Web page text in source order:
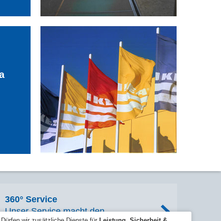
IKEA Alfragide
Alfragide, Portugal
360° Service
Unser Service macht den